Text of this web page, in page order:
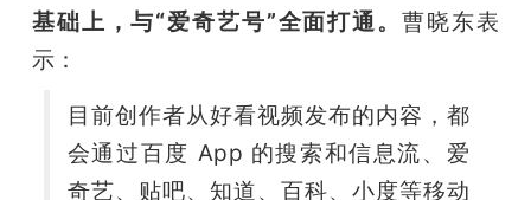
基础上，与“爱奇艺号”全面打通。 曹晓东表
示：
目前创作者从好看视频发布的内容，都
会通过百度 App 的搜索和信息流、爱
奇艺、贴吧、知道、百科、小度等移动